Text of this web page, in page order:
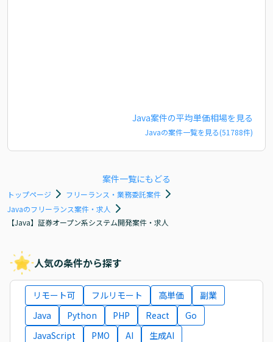
Java案件の平均単価相場を見る
Javaの案件一覧を見る(51788件)
案件一覧にもどる
トップページ
フリーランス・業務委託案件
Javaのフリーランス案件・求人
【Java】証券オープン系システム開発案件・求人
人気の条件から探す
リモート可 フルリモート 高単価
副業
Java
Python PHP React
Go
JavaScript
PMO AI
生成AI